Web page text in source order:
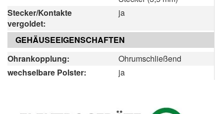
Stecker/Kontakte
vergoldet:
ja
GEHÄUSEEIGENSCHAFTEN
Ohrankopplung:
Ohrumschließend
wechselbare Polster:
ja